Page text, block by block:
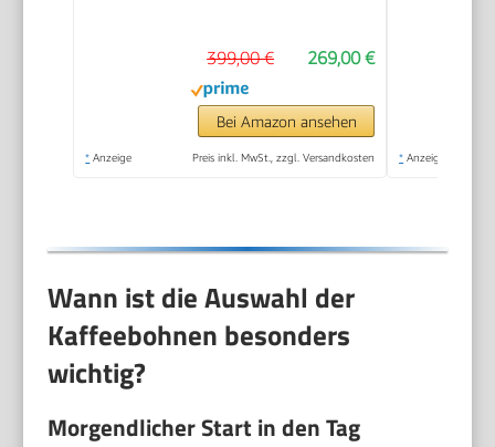
Cappuccino
Kaffeemaschine,
Bedienfeld mit
Tasten, Schwarz
269,00 €
399,00 €
Bei Amazon ansehen
* Anzeige Preis inkl. MwSt., zzgl. Versandkosten * Anzeige
Wann ist die Auswahl der
Kaffeebohnen besonders
wichtig?
Morgendlicher Start in den Tag